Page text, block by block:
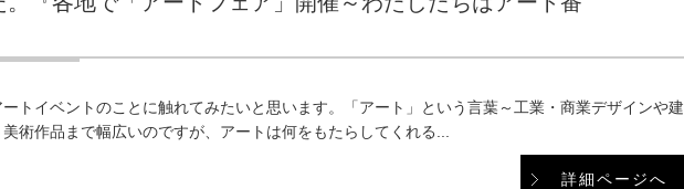
トイベントのことに触れてみたいと思います。「アート」という言葉～工業・商業デザインや建
術作品まで幅広いのですが、アートは何をもたらしてくれる...
詳細ページへ